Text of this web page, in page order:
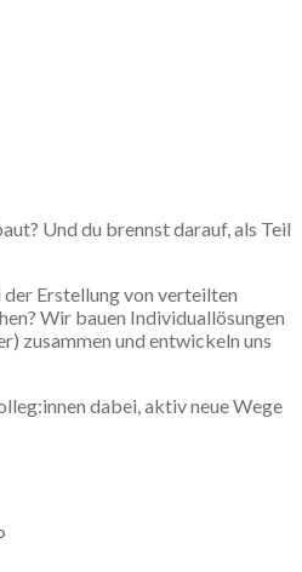
Und du brennst darauf, als Teil
Erstellung von verteilten
Wir bauen Individuallösungen
zusammen und entwickeln uns
dabei, aktiv neue Wege